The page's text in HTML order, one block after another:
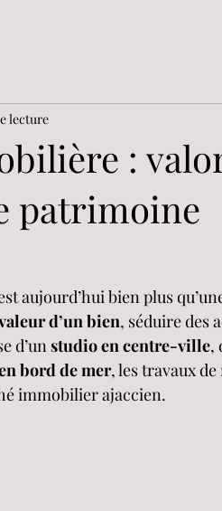
:
patrimoine
lecture
aujourd’hui bien plus
d’un bien, séduire des
d’un studio en centre-ville,
bord de mer, les travaux
immobilier ajaccien.